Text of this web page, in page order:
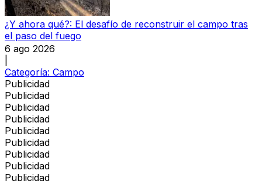
¿Y ahora qué?: El desafío de reconstruir el campo tras
el paso del fuego
6 ago 2026
Categoría: Campo
Publicidad
Publicidad
Publicidad
Publicidad
Publicidad
Publicidad
Publicidad
Publicidad
Publicidad